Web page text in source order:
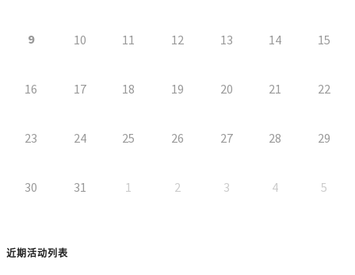
9 10 11 12 13 14 15
16 17 18 19 20 21 22
23 24 25 26 27 28 29
30 31 1 2 3 4 5
近期活动列表